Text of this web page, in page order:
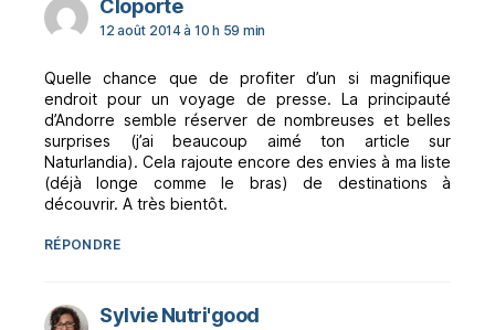
Cloportedit :
12 août 2014 à 10 h 59 min
Quelle chance que de profiter d’un si magnifique
endroit pour un voyage de presse. La principauté
d’Andorre semble réserver de nombreuses et belles
surprises (j’ai beaucoup aimé ton article sur
Naturlandia). Cela rajoute encore des envies à ma liste
(déjà longe comme le bras) de destinations à
découvrir. A très bientôt.
RÉPONDRE
Sylvie Nutri'gooddit :